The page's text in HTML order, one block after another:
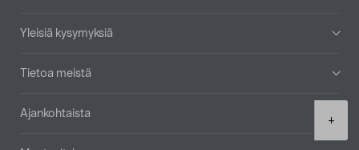
+
Yleisiä kysymyksiä
Tietoa meistä
Ajankohtaista